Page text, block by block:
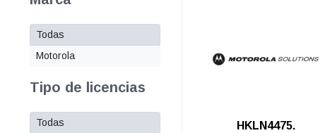
Todas
Motorola
Tipo de licencias
Todas
HKLN4475.